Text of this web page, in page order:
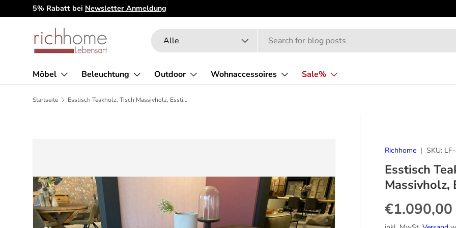
Direkt zum Inhalt
5% Rabatt bei Newsletter Anmeldung
Suchen
Art
Alle
Möbel Beleuchtung Outdoor Wohnaccessoires Sale%
Startseite Esstisch Teakholz, Tisch Massivholz, Esstisch Massivholz, Breite 240 cm
Richhome | SKU:
Esstisch
Massivholz,
Normaler
€1.090,00